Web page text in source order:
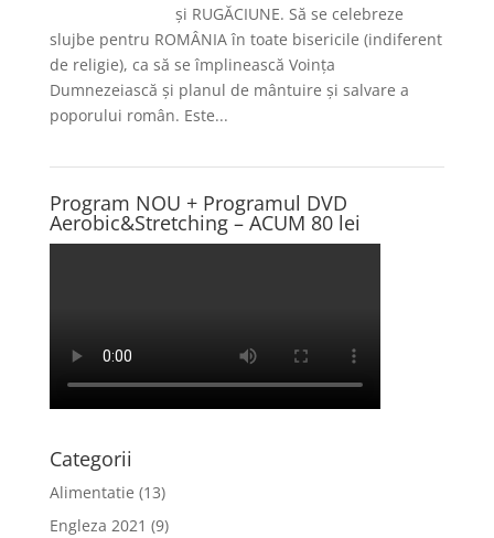
şi RUGĂCIUNE. Să se celebreze
slujbe pentru ROMÂNIA în toate bisericile (indiferent
de religie), ca să se împlinească Voința
Dumnezeiască și planul de mântuire și salvare a
poporului român. Este...
Program NOU + Programul DVD
Aerobic&Stretching – ACUM 80 lei
Categorii
Alimentatie (13)
Engleza 2021 (9)